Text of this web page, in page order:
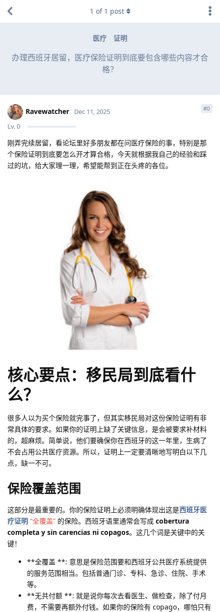
医疗 证明
办理西班牙居留，医疗保险证明到底要包含哪些内容才合
格？
1 of 1 post
Ravewatcher
Lv.0
Dec 11, 2025 #0
刚弄完续居留，看论坛里好多朋友都在问医疗保险的事，特别是那
个保险证明到底要怎么开才算合格，今天就根据我自己的经验和踩
过的坑，给大家理一理，希望能帮到正在头疼的各位。
核心要点：移民局到底看什
么？
很多人以为买个保险就完事了，但其实移民局对这份保险证明有非
常具体的要求。如果你的证明上缺了关键信息，是会被要求补材料
的，超麻烦。简单说，他们要确保你在西班牙的这一年里，生病了
不会占用公共医疗资源。所以，证明上一定要清晰地写明白以下几
点，缺一不可。
保险覆盖范围
这部分是最重要的。你的保险证明上必须明确体现出这是西班牙医
疗证明 “全覆盖” 的保险。西班牙语里通常会写成 cobertura
completa y sin carencias ni copagos。这几个词是关键中的关
键！
**全覆盖 **: 意思是保险范围要和西班牙公共医疗系统提供
的服务范围相当。包括普通门诊、专科、急诊、住院、手术
等。
**无共付额 **: 就是说你每次去看医生、做检查，除了付月
费，不需要再额外付钱。如果你的保险有 copago，哪怕只有